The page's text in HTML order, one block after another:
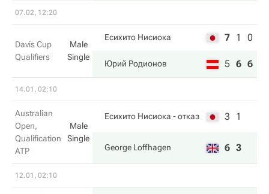
07.02, 12:20
Davis Cup
Qualifiers
Male
Single
Есихито Нисиока 7 1 0
Юрий Родионов 5 6 6
14.01, 02:10
Australian
Open,
Qualification
ATP
Male
Single
Есихито Нисиока - отказ 3 1
George Loffhagen 6 3
12.01, 02:10